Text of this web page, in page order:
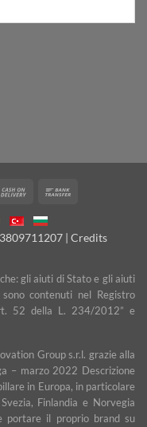
Cash
Delivery
| Credits
gli aiuti di Stato e gli aiuti
contenuti nel Registro
52 della L. 234/2012” e
Group s.r.l. grazie alla
– marzo 2022 Descrizione
in Europa, in particolare
Finlandia e Norvegia
portare il proprio brand su